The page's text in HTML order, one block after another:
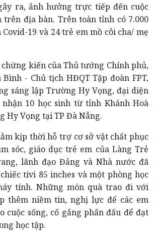
ra, ảnh hưởng trực tiếp đến cuộc
trên địa bàn. Trên toàn tỉnh có 7.000
19 và 24 trẻ em mồ côi cha/ mẹ
kiến của Thủ tướng Chính phủ,
- Chủ tịch HĐQT Tập đoàn FPT,
sáng lập Trường Hy Vọng, đại diện
10 học sinh từ tỉnh Khánh Hoà
Hy Vọng tại TP Đà Nẵng.
kịp thời hỗ trợ cơ sở vật chất phục
sóc, giáo dục trẻ em của Làng Trẻ
lãnh đạo Đảng và Nhà nước đã
tivi 85 inches và một phòng học
tính. Những món quà trao đi với
thêm niềm tin, nghị lực để các em
cuộc sống, cố gắng phấn đấu để đạt
học tập.